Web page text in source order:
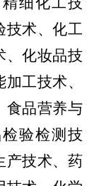
技术、化工
、化妆品技
工技术、
食品营养与
验检测技
产技术、药